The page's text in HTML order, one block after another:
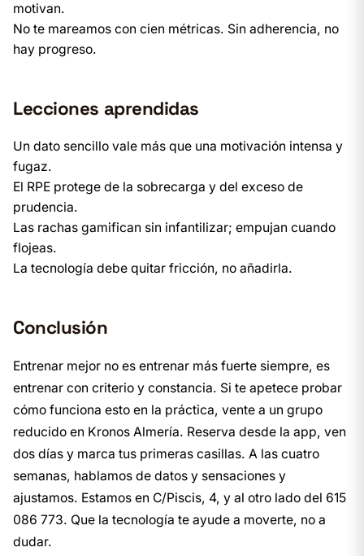
motivan.
No te mareamos con cien métricas. Sin adherencia, no
hay progreso.
Lecciones aprendidas
Un dato sencillo vale más que una motivación intensa y
fugaz.
El RPE protege de la sobrecarga y del exceso de
prudencia.
Las rachas gamifican sin infantilizar; empujan cuando
flojeas.
La tecnología debe quitar fricción, no añadirla.
Conclusión
Entrenar mejor no es entrenar más fuerte siempre, es
entrenar con criterio y constancia. Si te apetece probar
cómo funciona esto en la práctica, vente a un grupo
reducido en Kronos Almería. Reserva desde la app, ven
dos días y marca tus primeras casillas. A las cuatro
semanas, hablamos de datos y sensaciones y
ajustamos. Estamos en C/Piscis, 4, y al otro lado del 615
086 773. Que la tecnología te ayude a moverte, no a
dudar.